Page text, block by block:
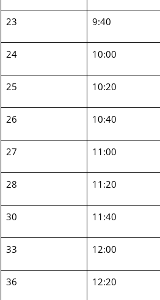
23 9:40
24 10:00
25 10:20
26 10:40
27 11:00
28 11:20
30 11:40
33 12:00
36 12:20